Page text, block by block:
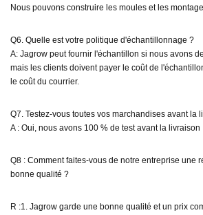
Nous pouvons construire les moules et les
Q6. Quelle est votre politique d'échantillonnage ?
A: Jagrow peut fournir l'échantillon si nous avons
mais les clients doivent payer le coût de
le coût du courrier.
Q7. Testez-vous toutes vos marchandises avant la
A : Oui, nous avons 100 % de test avant la livraison
Q8 : Comment faites-vous de notre entreprise une
bonne qualité ?
R :1. Jagrow garde une bonne qualité et un prix